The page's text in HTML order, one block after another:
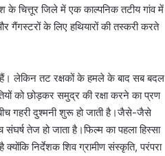
चित्तूर जिले में एक काल्पनिक तटीय गांव में
गैंगस्टरों के लिए हथियारों की तस्करी करते
लेकिन तट रक्षकों के हमले के बाद सब बदल
को छोड़कर समुद्र की रक्षा करने का प्रण
गहरी दुश्मनी शुरू हो जाती है।जैसे-जैसे
तेज हो जाता है।फिल्म का पहला हिस्सा
निर्देशक शिव ग्रामीण संस्कृति, परंपरा